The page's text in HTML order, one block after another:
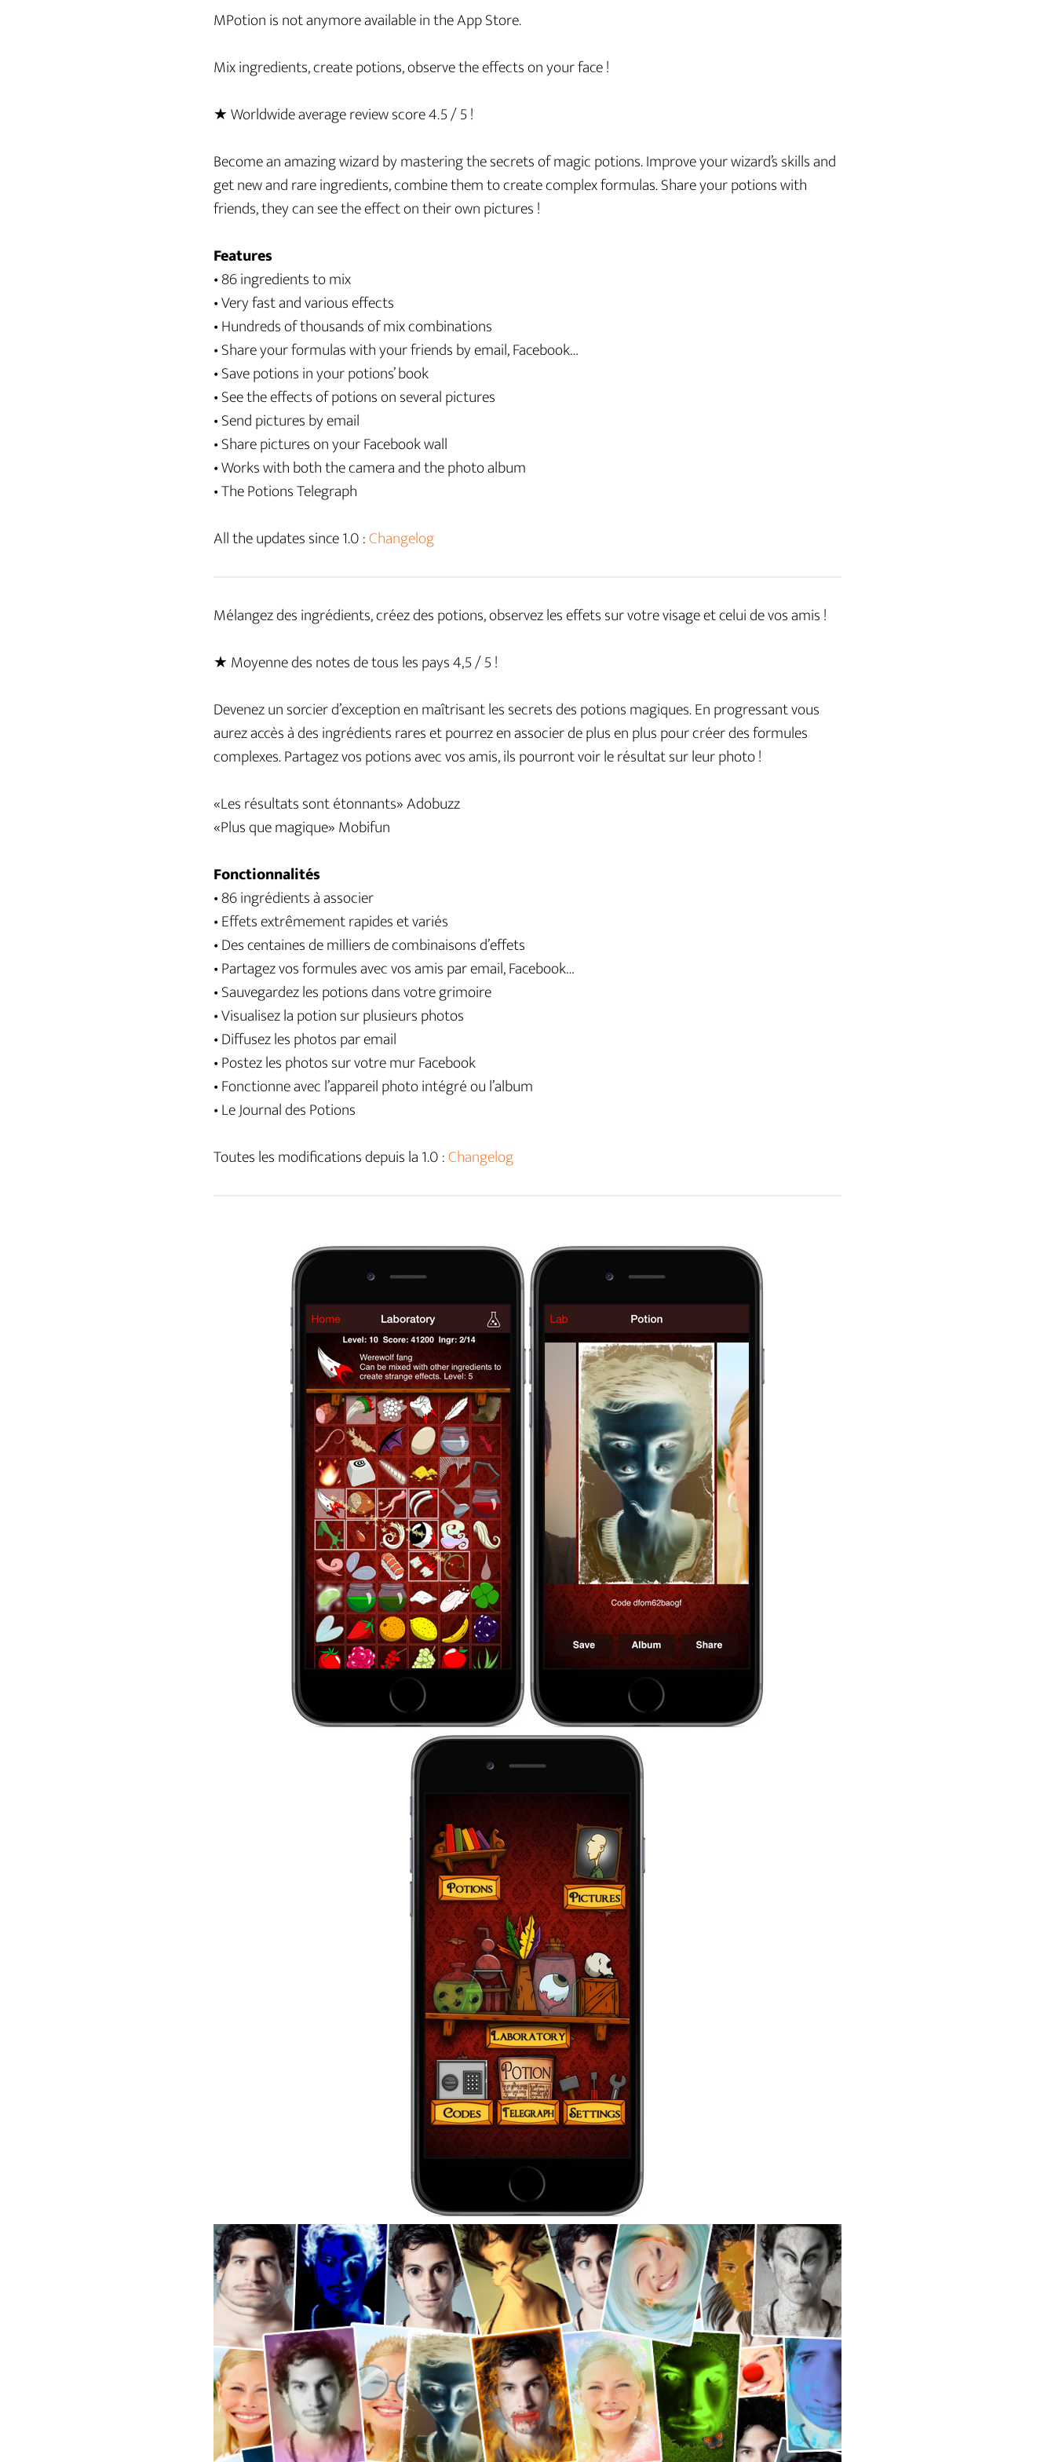
MPotion is not anymore available in the App Store.
Mix ingredients, create potions, observe the effects on your face !
★ Worldwide average review score 4.5 / 5 !
Become an amazing wizard by mastering the secrets of magic potions. Improve your wizard’s skills and
get new and rare ingredients, combine them to create complex formulas. Share your potions with
friends, they can see the effect on their own pictures !
Features
• 86 ingredients to mix
• Very fast and various effects
• Hundreds of thousands of mix combinations
• Share your formulas with your friends by email, Facebook…
• Save potions in your potions’ book
• See the effects of potions on several pictures
• Send pictures by email
• Share pictures on your Facebook wall
• Works with both the camera and the photo album
• The Potions Telegraph
All the updates since 1.0 :Changelog
Mélangez des ingrédients, créez des potions, observez les effets sur votre visage et celui de vos amis !
★ Moyenne des notes de tous les pays 4,5 / 5 !
Devenez un sorcier d’exception en maîtrisant les secrets des potions magiques. En progressant vous
aurez accès à des ingrédients rares et pourrez en associer de plus en plus pour créer des formules
complexes. Partagez vos potions avec vos amis, ils pourront voir le résultat sur leur photo !
«Les résultats sont étonnants» Adobuzz
«Plus que magique» Mobifun
Fonctionnalités
• 86 ingrédients à associer
• Effets extrêmement rapides et variés
• Des centaines de milliers de combinaisons d’effets
• Partagez vos formules avec vos amis par email, Facebook…
• Sauvegardez les potions dans votre grimoire
• Visualisez la potion sur plusieurs photos
• Diffusez les photos par email
• Postez les photos sur votre mur Facebook
• Fonctionne avec l’appareil photo intégré ou l’album
• Le Journal des Potions
Toutes les modifications depuis la 1.0 :Changelog